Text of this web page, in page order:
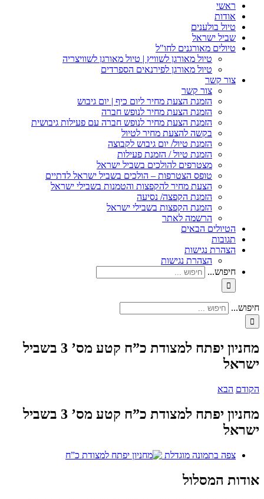
ראשי
אודות
טיול בולענים
שביל ישראל
טיולים מאורגנים לחו"ל
טיול מאורגן לשוויץ | טיול מאורגן לשוויצריה
טיול מאורגן לפירנאים הספרדים
צור קשר
צור קשר
הזמנת הצעת מחיר ליום כיף | יום גיבוש
הזמנת הצעת מחיר לנופש חברה
הזמנת הצעת מחיר לנופש חברה עם פעילות גיבושית
בקשה להצעת מחיר לטיול
הזמנת טיול/ יום גיבוש לקבוצה
הזמנת טיול / הזמנת פעילות
מצטרפים להולכים בשביל ישראל
טופס הצטרפות – הולכים בשביל ישראל לדתיים
הצעת מחיר להקפצות והטמנות בשבילי ישראל
הזמנת הקפצה/ נסיעה
הזמנת הקפצות בשבילי ישראל
הרשמה לאתר
הטיולים הבאים
תגובות
הצהרת נגישות
הצהרת נגישות
חיפוש...
חיפוש...
מחניון יפתח למצודת כ”ח קטע מס’ 3 בשביל
ישראל
הקודם הבא
מחניון יפתח למצודת כ”ח קטע מס’ 3 בשביל
ישראל
צפה בתמונה מוגדלת
אודות המסלול